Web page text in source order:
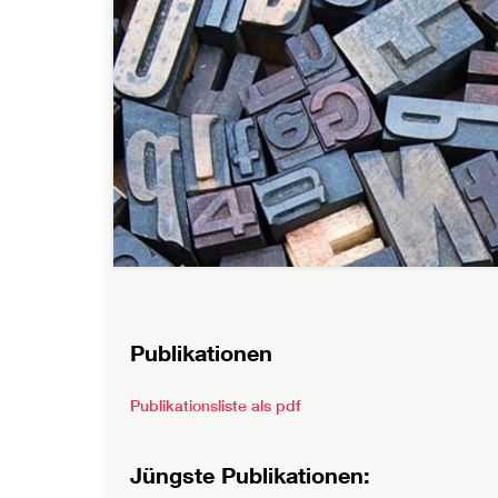
Publikationen
Publikationsliste als pdf
Jüngste Publikationen: